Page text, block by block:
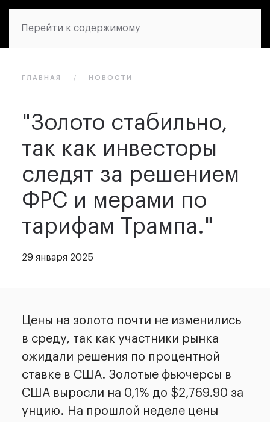
Перейти к содержимому
ГЛАВНАЯ НОВОСТИ
"Золото стабильно,
так как инвесторы
следят за решением
ФРС и мерами по
тарифам Трампа."
29 января 2025
Цены на золото почти не изменились
в среду, так как участники рынка
ожидали решения по процентной
ставке в США. Золотые фьючерсы в
США выросли на 0,1% до $2,769.90 за
унцию. На прошлой неделе цены